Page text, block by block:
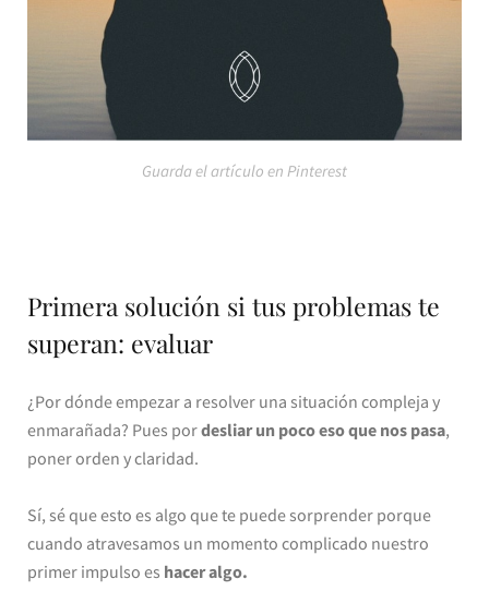
Guarda el artículo en Pinterest
Primera solución si tus problemas te
superan: evaluar
¿Por dónde empezar a resolver una situación compleja y
enmarañada? Pues pordesliar un poco eso que nos pasa,
poner orden y claridad.
Sí, sé que esto es algo que te puede sorprender porque
cuando atravesamos un momento complicado nuestro
primer impulso es hacer algo.